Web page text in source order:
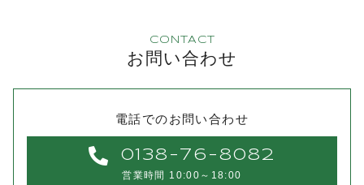
CONTACT
お問い合わせ
電話でのお問い合わせ
0138-76-8082
営業時間 10:00～18:00